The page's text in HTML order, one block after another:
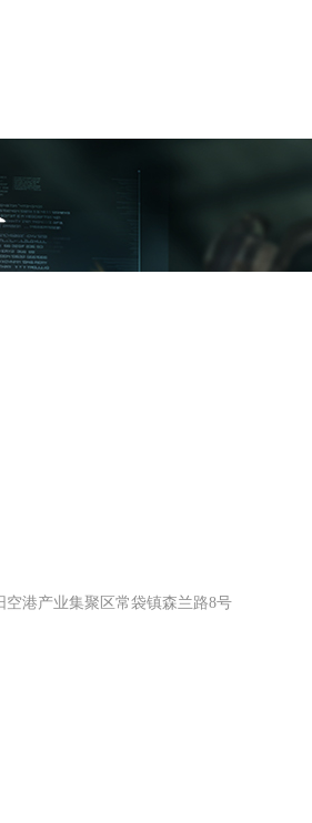
港产业集聚区常袋镇森兰路8号